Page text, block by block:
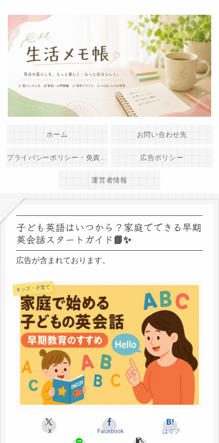
ホーム お問い合わせ先
広告ポリシー
運営者情報
子ども英語はいつから？家庭でできる早期
英会話スタートガイド📘✨
広告が含まれております。
キッズ・子育て
X Facebook はてブ